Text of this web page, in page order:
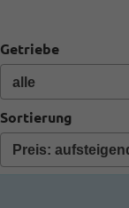
Getriebe
Sortierung